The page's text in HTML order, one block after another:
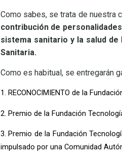
Como sabes, se trata de nuestra
contribución de
sistema sanitario y la salud
Sanitaria.
Como es habitual, se entregarán
1. RECONOCIMIENTO de la
2. Premio de la Fundación
3. Premio de la Fundación
impulsado por una Comunidad